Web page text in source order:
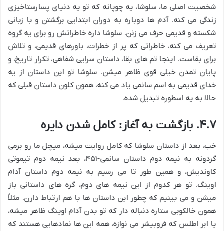
شخصیت اصلی ما، سلوشا، یه چوپانه که تو یه دنیای پسارستاخیزی
زندگی می کنه. آدم ها دوباره به دوران ابتدایی برگشتن و با زبانی
شکسته و قدیمی حرف می زنن. سلوشا داره خاطراتش رو برای یه گروه
تعریف می کنه، خاطراتی که پر از خطرات، باورهای قدیمی، و تلاش
برای بقاست. اینجا تم های بقا، داستان سرایی شفاهی، تکرار تاریخ، و
پایان تمدن خیلی قوی ظاهر میشن. سلوشا تو این داستان از یه
خدای قدیمی به اسم سانمی یاد می کنه، همون کلون داستان قبلی که
حالا به یه اسطوره تبدیل شده.
۴.۷. بازگشت به آغاز: کامل شدن دایره
خب، بعد از داستان سلوشا که کامل روایت میشه، میچل ما رو برمی
گردونه به نیمه دوم داستان سانمی-۴۵۱، بعد نیمه دوم تیموتی
کاوندیش، و همین طور تا می رسیم به نیمه دوم داستان آدام
اوینگ. تو هر کدوم از این نیمه های دوم، گره های داستانی باز
میشن و می بینیم که چطور این داستان ها با هم ارتباط دارن. مثلاً
همون خالکوبی ستاره دنباله دار که تو بدن آدام اوینگ ظاهر میشه،
یا ابر اطلس که فروبیشر می نوازه، همه این ها نمادهایی هستند که